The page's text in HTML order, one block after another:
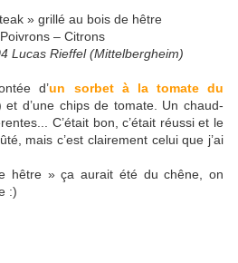
» grillé au bois de hêtre
– Citrons
Lucas Rieffel (Mittelbergheim)
d’un sorbet à la tomate du
et d’une chips de tomate. Un chaud-
C’était bon, c’était réussi et le
mais c’est clairement celui que j’ai
hêtre » ça aurait été du chêne, on
:)